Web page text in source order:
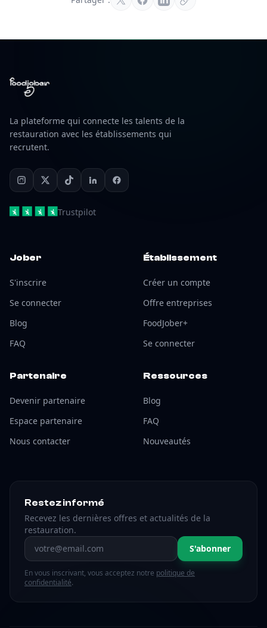
La plateforme qui connecte les talents de la
restauration avec les établissements qui
recrutent.
Trustpilot
Jober
S'inscrire
Se connecter
Blog
FAQ
Établissement
Créer un compte
Offre entreprises
FoodJober+
Se connecter
Partenaire
Devenir partenaire
Espace partenaire
Nous contacter
Ressources
Blog
FAQ
Nouveautés
Restez informé
Recevez les dernières offres et actualités de la
restauration.
Adresse email S'abonner
En vous inscrivant, vous acceptez notre politique de
confidentialité.